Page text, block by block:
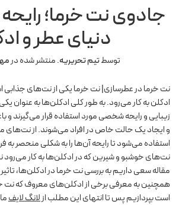
جادوی نت خرما؛
دنیای عطر و
توسطتیم تحریریه.منتشر شده درمهر
نت خرما در عطرسازی| نت خرما یکی از نت‌های جذابی
ادکلن به کار می‌رود. به طور کلی ادکلن‌ها به عنوان
زیبایی و رایحه شخصی مورد استفاده قرار می‌گیرند
و ایجاد یک حالت خاص در افراد می‌شوند. از نت‌های
استفاده می‌شود تا رایحه آن‌ها را به شکلی منحصر به
نت‌های خوشبو و شیرین که در ادکلن‌ها به کار می‌رود
مقاله سعی داریم به بررسی نت خرما در ادکلن‌ها،
همچنین به معرفی برخی از ادکلن‌های معروف که نت
است بپردازیم پس تا انتهای این مطلب ازلانگ لایف